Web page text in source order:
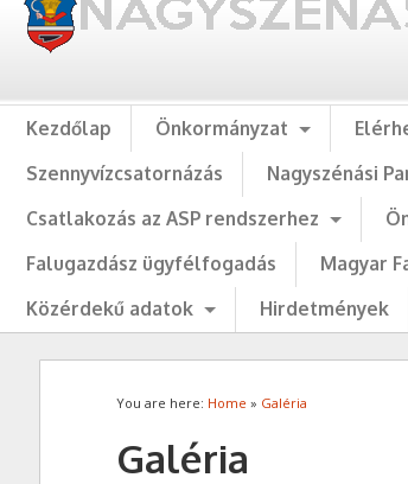
Kezdőlap Önkormányzat
Szennyvízcsatornázás
Nagyszénási
Csatlakozás az ASP rendszerhez
Falugazdász ügyfélfogadás
Magyar
Közérdekű adatok
Hirdetmények
You are here: Home » Galéria
Galéria